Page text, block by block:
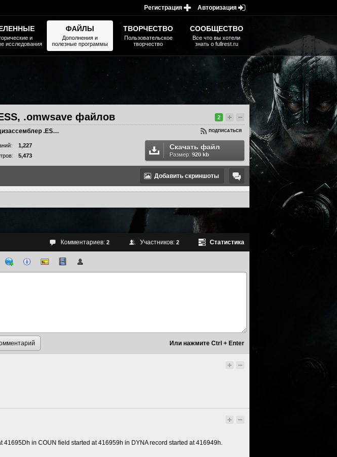
2
ПОДПИСАТЬСЯ
.omwsave файлов
Ассемблер/дизассемблер .ESM, .ESP, .ESS, .omwsave файлов
Скачать файл
Размер: 920 kb
1,227
5,473
Добавить скриншоты
Комментариев: 2 Участников: 2 Статистика
in COUN field started at 416959h in DYNA record started at 416949h.
и
исследования
ФАЙЛЫ
Дополнения и
полезные программы
ТВОРЧЕСТВО
Пользовательское
творчество
СООБЩЕСТВО
Все что вы хотели
знать о fullrest.ru
Авторизация
Регистрация